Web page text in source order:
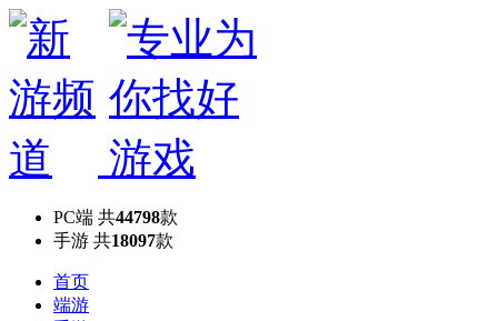
PC端 共44798款
手游 共18097款
首页
端游